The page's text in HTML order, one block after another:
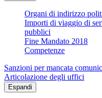
Organi di indirizzo
Importi di viaggio di
pubblici
Fine Mandato 2018
Competenze
Sanzioni per mancata
Articolazione degli uffici
Espandi